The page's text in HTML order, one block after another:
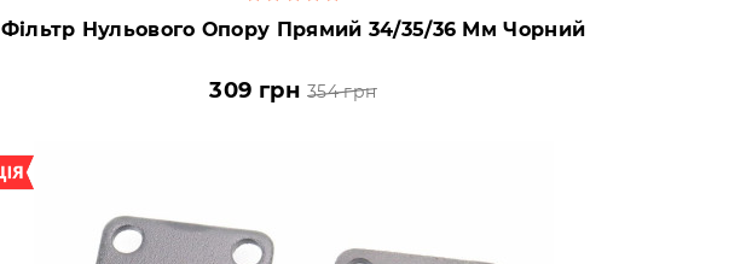
Фільтр Нульового Опору Прямий 34/35/36 Мм Чорний
309 грн 354 грн